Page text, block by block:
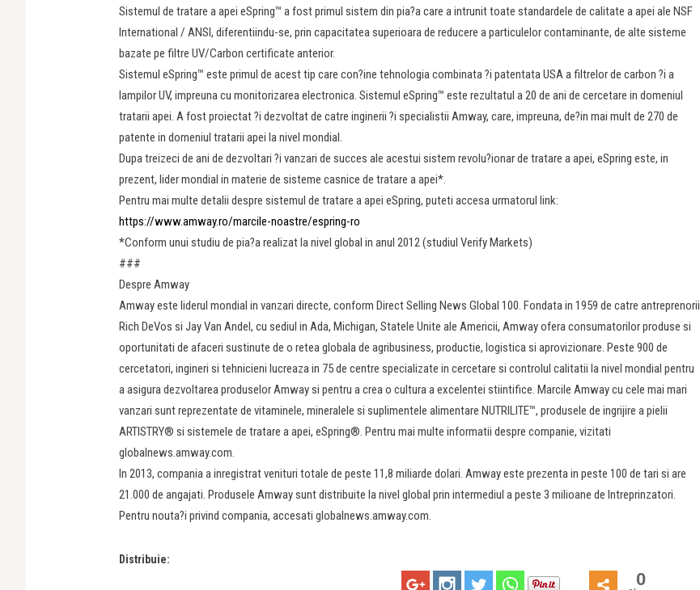
Sistemul de tratare a apei eSpring™ a fost primul sistem din pia?a care a intrunit toate standardele de calitate a apei ale NSF
International / ANSI, diferentiindu-se, prin capacitatea superioara de reducere a particulelor contaminante, de alte sisteme
bazate pe filtre UV/Carbon certificate anterior.
Sistemul eSpring™ este primul de acest tip care con?ine tehnologia combinata ?i patentata USA a filtrelor de carbon ?i a
lampilor UV, impreuna cu monitorizarea electronica. Sistemul eSpring™ este rezultatul a 20 de ani de cercetare in domeniul
tratarii apei. A fost proiectat ?i dezvoltat de catre inginerii ?i specialistii Amway, care, impreuna, de?in mai mult de 270 de
patente in domeniul tratarii apei la nivel mondial.
Dupa treizeci de ani de dezvoltari ?i vanzari de succes ale acestui sistem revolu?ionar de tratare a apei, eSpring este, in
prezent, lider mondial in materie de sisteme casnice de tratare a apei*.
Pentru mai multe detalii despre sistemul de tratare a apei eSpring, puteti accesa urmatorul link:
https://www.amway.ro/marcile-noastre/espring-ro
*Conform unui studiu de pia?a realizat la nivel global in anul 2012 (studiul Verify Markets)
###
Despre Amway
Amway este liderul mondial in vanzari directe, conform Direct Selling News Global 100. Fondata in 1959 de catre antreprenorii
Rich DeVos si Jay Van Andel, cu sediul in Ada, Michigan, Statele Unite ale Americii, Amway ofera consumatorilor produse si
oportunitati de afaceri sustinute de o retea globala de agribusiness, productie, logistica si aprovizionare. Peste 900 de
cercetatori, ingineri si tehnicieni lucreaza in 75 de centre specializate in cercetare si controlul calitatii la nivel mondial pentru
a asigura dezvoltarea produselor Amway si pentru a crea o cultura a excelentei stiintifice. Marcile Amway cu cele mai mari
vanzari sunt reprezentate de vitaminele, mineralele si suplimentele alimentare NUTRILITE™, produsele de ingrijire a pielii
ARTISTRY® si sistemele de tratare a apei, eSpring®. Pentru mai multe informatii despre companie, vizitati
globalnews.amway.com.
In 2013, compania a inregistrat venituri totale de peste 11,8 miliarde dolari. Amway este prezenta in peste 100 de tari si are
21.000 de angajati. Produsele Amway sunt distribuite la nivel global prin intermediul a peste 3 milioane de Intreprinzatori.
Pentru nouta?i privind compania, accesati globalnews.amway.com.
Distribuie:
0